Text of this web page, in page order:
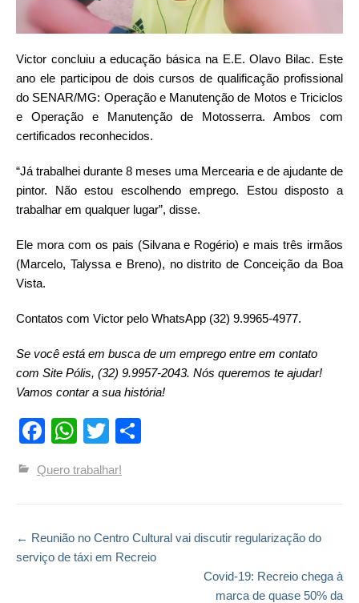
Victor concluiu a educação básica na E.E. Olavo Bilac. Este
ano ele participou de dois cursos de qualificação profissional
do SENAR/MG: Operação e Manutenção de Motos e Triciclos
e Operação e Manutenção de Motosserra. Ambos com
certificados reconhecidos.
“Já trabalhei durante 8 meses uma Mercearia e de ajudante de
pintor. Não estou escolhendo emprego. Estou disposto a
trabalhar em qualquer lugar”, disse.
Ele mora com os pais (Silvana e Rogério) e mais três irmãos
(Marcelo, Talyssa e Breno), no distrito de Conceição da Boa
Vista.
Contatos com Victor pelo WhatsApp (32) 9.9965-4977.
Se você está em busca de um emprego entre em contato
com Site Pólis, (32) 9.9957-2043. Nós queremos te ajudar!
Vamos contar a sua história!
Facebook
WhatsApp
Twitter
Quero trabalhar!
Post navigation
← Reunião no Centro Cultural vai discutir regularização do
serviço de táxi em Recreio
Covid-19: Recreio chega à
marca de quase 50% da